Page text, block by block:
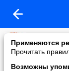
Применяются
Прочитать
Возможны
халаева
added a photo
06 Jan в 14:10